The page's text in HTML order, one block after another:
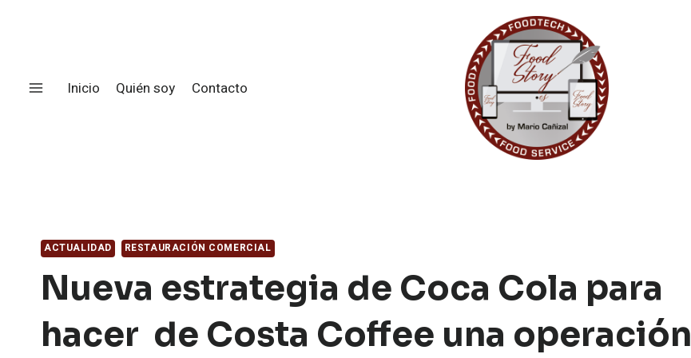
Inicio
Quién soy Contacto
ACTUALIDAD RESTAURACIÓN COMERCIAL
Nueva estrategia de Coca Cola para
hacer de Costa Coffee una operación